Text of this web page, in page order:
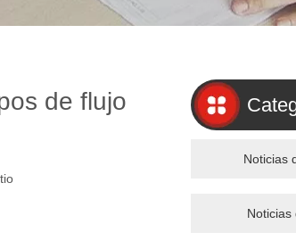
de flujo
Noticias
Noticias